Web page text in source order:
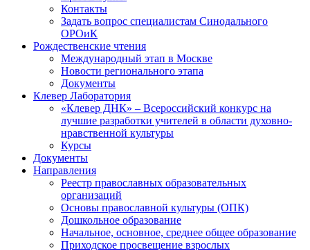
Контакты
Задать вопрос специалистам Синодального
ОРОиК
Рождественские чтения
Международный этап в Москве
Новости регионального этапа
Документы
Клевер Лаборатория
«Клевер ДНК» – Всероссийский конкурс на
лучшие разработки учителей в области духовно-
нравственной культуры
Курсы
Документы
Направления
Реестр православных образовательных
организаций
Основы православной культуры (ОПК)
Дошкольное образование
Начальное, основное, среднее общее образование
Приходское просвещение взрослых